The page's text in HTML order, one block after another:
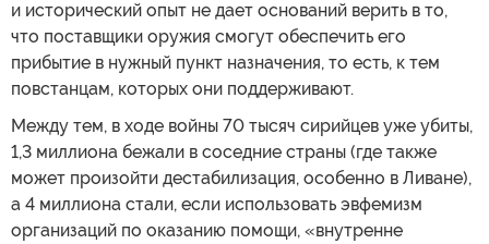
и исторический опыт не дает оснований верить в то,
что поставщики оружия смогут обеспечить его
прибытие в нужный пункт назначения, то есть, к тем
повстанцам, которых они поддерживают.
Между тем, в ходе войны 70 тысяч сирийцев уже убиты,
1,3 миллиона бежали в соседние страны (где также
может произойти дестабилизация, особенно в Ливане),
а 4 миллиона стали, если использовать эвфемизм
организаций по оказанию помощи, «внутренне